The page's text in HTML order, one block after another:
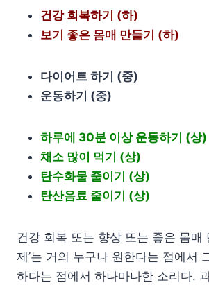
건강 회복하기 (하)
보기 좋은 몸매 만들기 (하)
다이어트 하기 (중)
운동하기 (중)
하루에 30분 이상 운동하기 (상)
채소 많이 먹기 (상)
탄수화물 줄이기 (상)
탄산음료 줄이기 (상)
건강 회복 또는 향상 또는 좋은 몸매
제’는 거의 누구나 원한다는 점에서
하다는 점에서 하나마나한 소리다.